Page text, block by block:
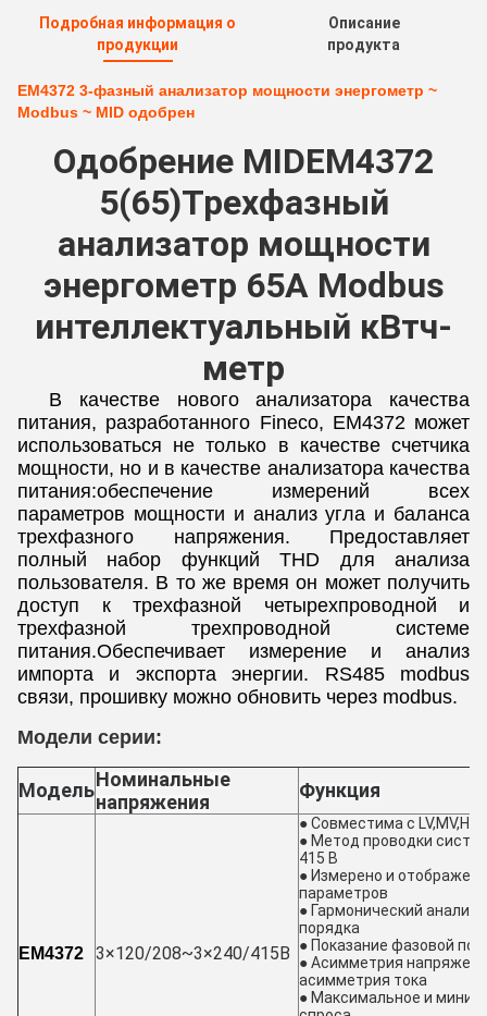
Подробная информация о
продукции
Описание
продукта
EM4372 3-фазный анализатор мощности энергометр ~
Modbus ~ MID одобрен
Одобрение MIDEM4372
5(65)Трехфазный
анализатор мощности
энергометр 65A Modbus
интеллектуальный кВтч-
метр
В качестве нового анализатора качества
питания, разработанного Fineco, EM4372 может
использоваться не только в качестве счетчика
мощности, но и в качестве анализатора качества
питания:обеспечение измерений всех
параметров мощности и анализ угла и баланса
трехфазного напряжения. Предоставляет
полный набор функций THD для анализа
пользователя. В то же время он может получить
доступ к трехфазной четырехпроводной и
трехфазной трехпроводной системе
питания.Обеспечивает измерение и анализ
импорта и экспорта энергии. RS485 modbus
связи, прошивку можно обновить через modbus.
Модели серии:
МодельНоминальные
напряжения
Функция
EM4372 3×120/208~3×240/415В
● Совместима с LV,MV,HV
● Метод проводки
415 В
● Измерено и
параметров
● Гармонический анализ
порядка
● Показание фазовой
● Асимметрия
асимметрия тока
● Максимальное и